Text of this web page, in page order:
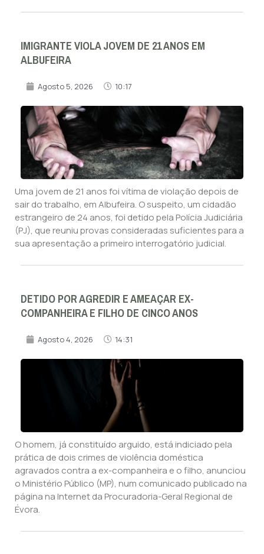
IMIGRANTE VIOLA JOVEM DE 21 ANOS EM
ALBUFEIRA
Agosto 5, 2026 10:17
Uma jovem de 21 anos foi vítima de violação depois de
sair do trabalho, em Albufeira. O suspeito, um cidadão
estrangeiro de 24 anos, foi detido pela Polícia Judiciária
(PJ), que reuniu provas consideradas suficientes para a
sua apresentação a primeiro interrogatório judicial.
DETIDO POR AGREDIR E AMEAÇAR EX-
COMPANHEIRA E FILHO DE CINCO ANOS
Agosto 4, 2026 14:31
O homem, já constituído arguido, está indiciado pela
prática de dois crimes de violência doméstica
agravados contra a ex-companheira e o filho, anunciou
o Ministério Público (MP), num comunicado publicado na
página na Internet da Procuradoria-Geral Regional de
Évora.